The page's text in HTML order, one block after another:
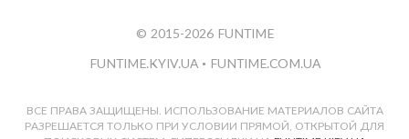
© 2015-2026 FUNTIME
FUNTIME.KYIV.UA • FUNTIME.COM.UA
ВСЕ ПРАВА ЗАЩИЩЕНЫ. ИСПОЛЬЗОВАНИЕ МАТЕРИАЛОВ САЙТА
РАЗРЕШАЕТСЯ ТОЛЬКО ПРИ УСЛОВИИ ПРЯМОЙ, ОТКРЫТОЙ ДЛЯ